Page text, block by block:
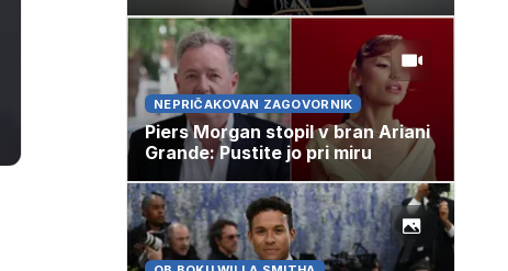
NEPRIČAKOVAN ZAGOVORNIK
Piers Morgan stopil v bran Ariani
Grande: Pustite jo pri miru